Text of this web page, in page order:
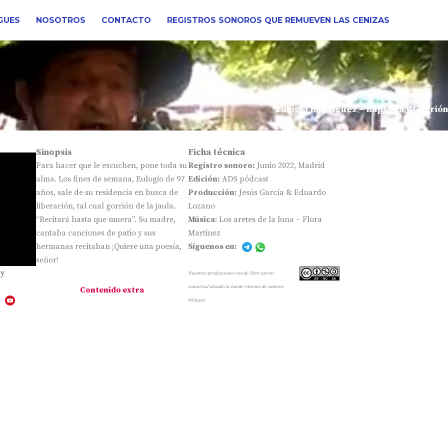
NOSOTROS CONTACTO REGISTROS SONOROS QUE REMUEVEN LAS CENIZAS
Eulogio Rodríguez – Rapsoda y Gorrión
Sinopsis
Para hacer que le escuchen, pone toda su
alma. Los fines de semana, Eulogio de 97
años, sale de su residencia en busca de
liberación, tal cual gorrión de la jaula.
“Recitará hasta que muera”. Su madre,
cantaba canciones de patio y sus
hermanas recitaban ¡Quiere una poesía,
señor!
Contenido extra
Ficha técnica
Registro sonoro: Junio 2022, Madrid
Edición: ADS pódcast
Producción: Jesús García & Eduardo
Lozano
Música: Los aretes de la luna – Flora
Martinez
Síguenos en:
Nuestras producciones son de libre uso no
comercial citando la fuente (Ateneo de saberes
Pódcast)